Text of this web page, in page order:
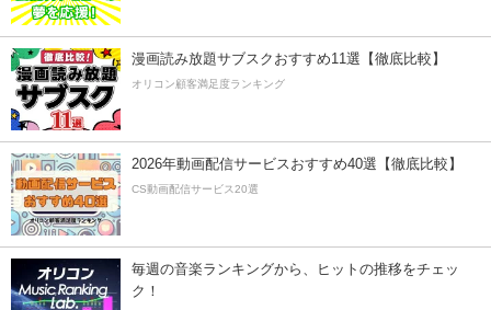
漫画読み放題サブスクおすすめ11選【徹底比較】
オリコン顧客満足度ランキング
2026年動画配信サービスおすすめ40選【徹底比較】
CS動画配信サービス20選
毎週の音楽ランキングから、ヒットの推移をチェッ
ク！